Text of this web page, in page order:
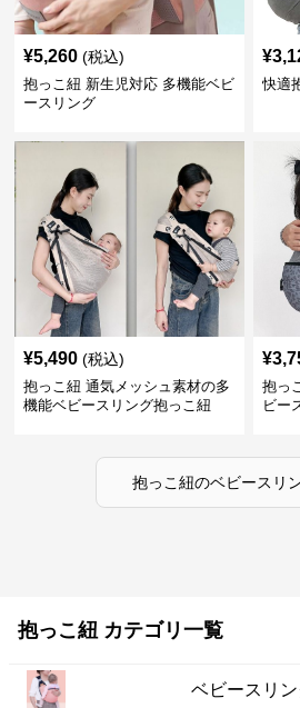
¥5,260 (税込)
抱っこ紐 新生児対応 多機能ベビ
ースリング
¥
快適
¥5,490 (税込)
抱っこ紐 通気メッシュ素材の多
機能ベビースリング抱っこ紐
¥
抱っ
ビー
抱っこ紐のベビースリ
抱っこ紐 カテゴリ一覧
ベビースリ